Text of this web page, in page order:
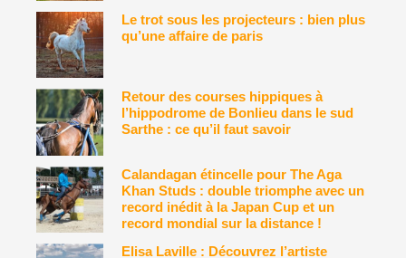
Le trot sous les projecteurs : bien plus
qu’une affaire de paris
Retour des courses hippiques à
l’hippodrome de Bonlieu dans le sud
Sarthe : ce qu’il faut savoir
Calandagan étincelle pour The Aga
Khan Studs : double triomphe avec un
record inédit à la Japan Cup et un
record mondial sur la distance !
Elisa Laville : Découvrez l’artiste